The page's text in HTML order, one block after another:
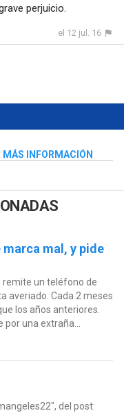
perjuicio.
el 12 jul. 16
MÁS INFORMACIÓN
mal, y pide
remite un teléfono de
averiado. Cada 2 meses
los años anteriores.
por una extraña...
del post: